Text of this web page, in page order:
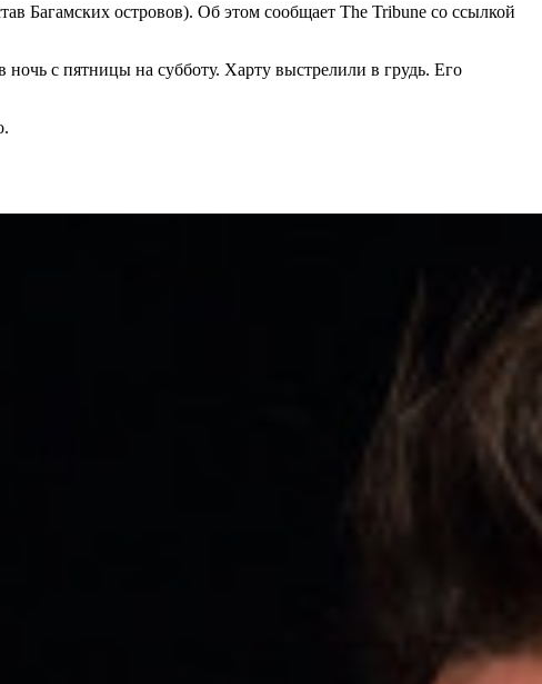
Багамских островов). Об этом сообщает The Tribune со ссылкой
с пятницы на субботу. Харту выстрелили в грудь. Его